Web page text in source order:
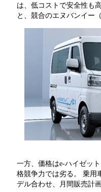
は、低コストで安全性も
と、競合のエヌバンイー
一方、価格はe-ハイゼッ
格競争力では劣る。 乗用
デル合わせ、月間販売計